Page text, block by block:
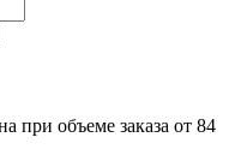
при объеме заказа от 84